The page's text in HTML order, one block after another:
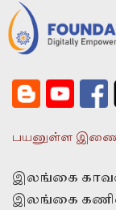
பயனுள்ள
இலங்கை
இலங்கை